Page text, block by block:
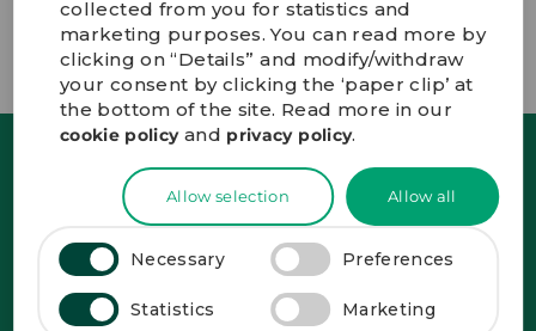
collected from you for statistics and
marketing purposes. You can read more by
clicking on “Details” and modify/withdraw
your consent by clicking the ‘paper clip’ at
the bottom of the site. Read more in our
cookie policyand privacy policy.
Allow selection Allow all
Necessary Preferences
Statistics Marketing
Sign up and receive the latest news straight
in your inbox.